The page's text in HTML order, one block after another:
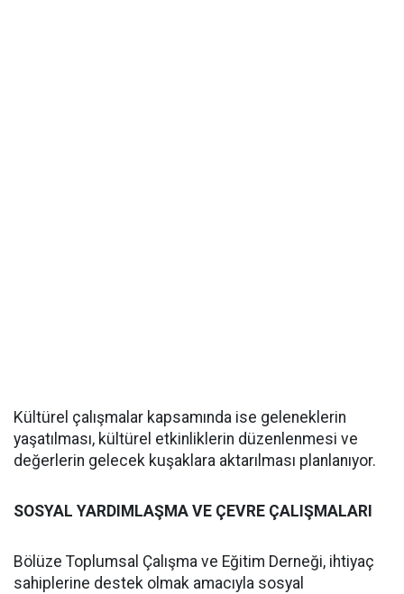
Kültürel çalışmalar kapsamında ise geleneklerin
yaşatılması, kültürel etkinliklerin düzenlenmesi ve
değerlerin gelecek kuşaklara aktarılması planlanıyor.
SOSYAL YARDIMLAŞMA VE ÇEVRE ÇALIŞMALARI
Bölüze Toplumsal Çalışma ve Eğitim Derneği, ihtiyaç
sahiplerine destek olmak amacıyla sosyal